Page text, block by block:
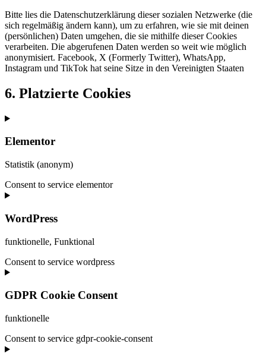
Bitte lies die Datenschutzerklärung dieser sozialen Netzwerke (die
sich regelmäßig ändern kann), um zu erfahren, wie sie mit deinen
(persönlichen) Daten umgehen, die sie mithilfe dieser Cookies
verarbeiten. Die abgerufenen Daten werden so weit wie möglich
anonymisiert. Facebook, X (Formerly Twitter), WhatsApp,
Instagram und TikTok hat seine Sitze in den Vereinigten Staaten
6. Platzierte Cookies
Elementor
Statistik (anonym)
Consent to service elementor
WordPress
funktionelle, Funktional
Consent to service wordpress
GDPR Cookie Consent
funktionelle
Consent to service gdpr-cookie-consent